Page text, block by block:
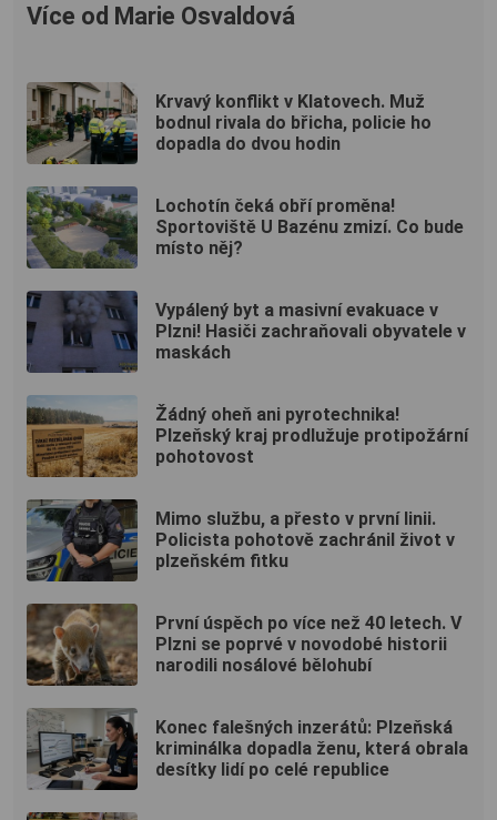
Více od Marie Osvaldová
Krvavý konflikt v Klatovech. Muž
bodnul rivala do břicha, policie ho
dopadla do dvou hodin
Lochotín čeká obří proměna!
Sportoviště U Bazénu zmizí. Co bude
místo něj?
Vypálený byt a masivní evakuace v
Plzni! Hasiči zachraňovali obyvatele v
maskách
Žádný oheň ani pyrotechnika!
Plzeňský kraj prodlužuje protipožární
pohotovost
Mimo službu, a přesto v první linii.
Policista pohotově zachránil život v
plzeňském fitku
První úspěch po více než 40 letech. V
Plzni se poprvé v novodobé historii
narodili nosálové bělohubí
Konec falešných inzerátů: Plzeňská
kriminálka dopadla ženu, která obrala
desítky lidí po celé republice